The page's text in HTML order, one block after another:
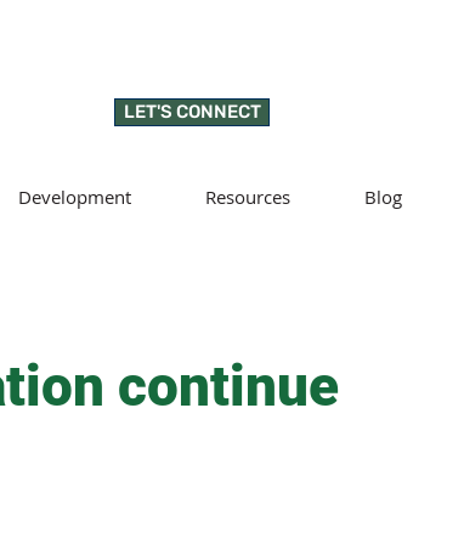
LET'S CONNECT
Development Resources Blog
continue